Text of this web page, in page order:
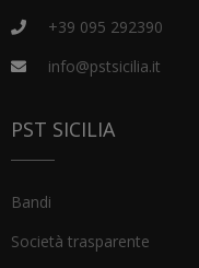
+39 095 292390
info@pstsicilia.it
PST SICILIA
Bandi
Società trasparente